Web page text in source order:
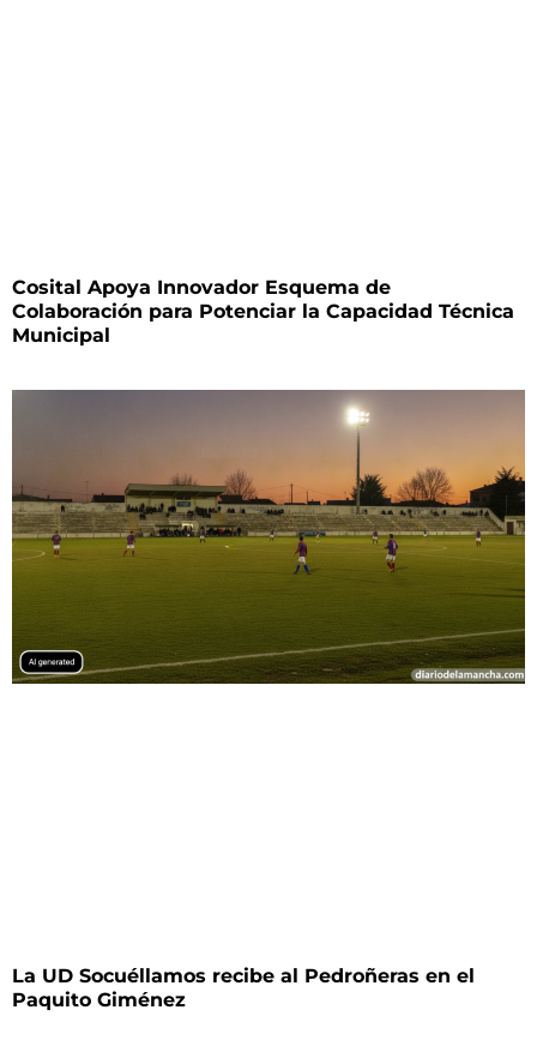
Cosital Apoya Innovador Esquema de
Colaboración para Potenciar la Capacidad Técnica
Municipal
La UD Socuéllamos recibe al Pedroñeras en el
Paquito Giménez